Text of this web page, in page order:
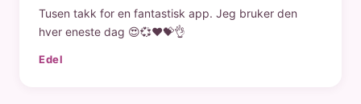
Tusen takk for en fantastisk app. Jeg bruker den
hver eneste dag 😍💞❤️💝👌
Edel